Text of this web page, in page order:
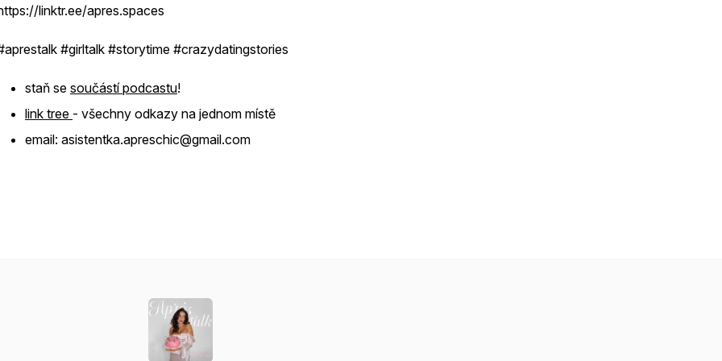
linktr.ee/apres.spaces
#girltalk #storytime #crazydatingstories
staň se součástí podcastu!
link tree - všechny odkazy na jednom místě
email: asistentka.apreschic@gmail.com